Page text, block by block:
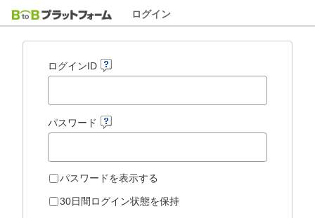
ログイン
ログインID
パスワード
パスワードを表示する
30日間ログイン状態を保持